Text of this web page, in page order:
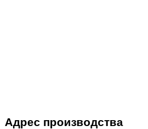
Адрес производства